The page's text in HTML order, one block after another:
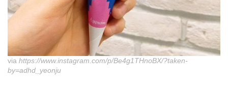
via https://www.instagram.com/p/Be4g1THnoBX/?taken-
by=adhd_yeonju